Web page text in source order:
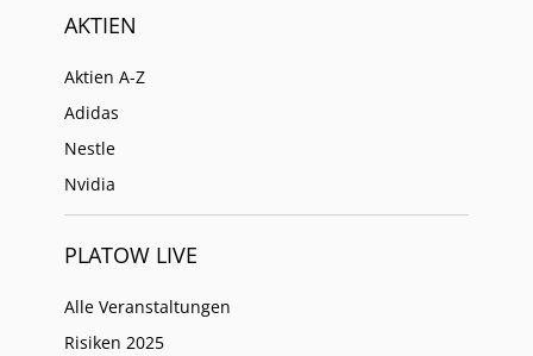
AKTIEN
Aktien A-Z
Adidas
Nestle
Nvidia
PLATOW LIVE
Alle Veranstaltungen
Risiken 2025